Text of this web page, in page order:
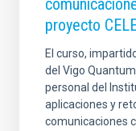
proyecto
El curso,
del Vigo
personal del
aplicaciones y
comunicaciones